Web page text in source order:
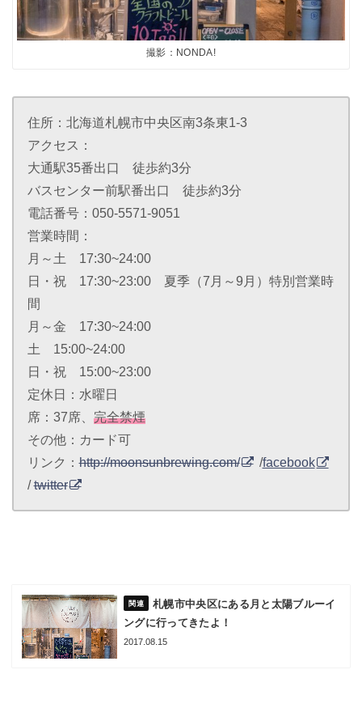
撮影：NONDA!
住所：北海道札幌市中央区南3条東1-3
アクセス：
大通駅35番出口 徒歩約3分
バスセンター前駅番出口 徒歩約3分
電話番号：050-5571-9051
営業時間：
月～土 17:30~24:00
日・祝 17:30~23:00 夏季（7月～9月）特別営業時
間
月～金 17:30~24:00
土 15:00~24:00
日・祝 15:00~23:00
定休日：水曜日
席：37席、 完全禁煙
その他：カード可
リンク：http://moonsunbrewing.com/ /facebook
/twitter
札幌市中央区にある月と太陽ブルーイ
ングに行ってきたよ！
2017.08.15